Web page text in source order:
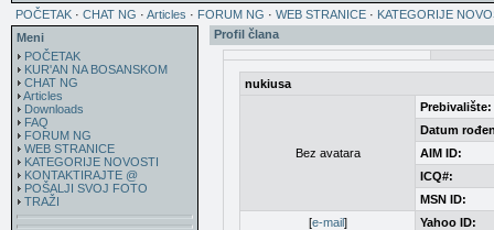
POČETAK · CHAT NG · Articles · FORUM NG · WEB STRANICE · KATEGORIJE
Meni
POČETAK
KUR'AN NA BOSANSKOM
CHAT NG
Articles
Downloads
FAQ
FORUM NG
WEB STRANICE
KATEGORIJE NOVOSTI
KONTAKTIRAJTE @
POŠALJI SVOJ FOTO
TRAŽI
Profil člana
nukiusa
Bez avatara
Prebivalište:
Datum
AIM ID:
ICQ#:
MSN ID:
[e-mail] Yahoo ID: